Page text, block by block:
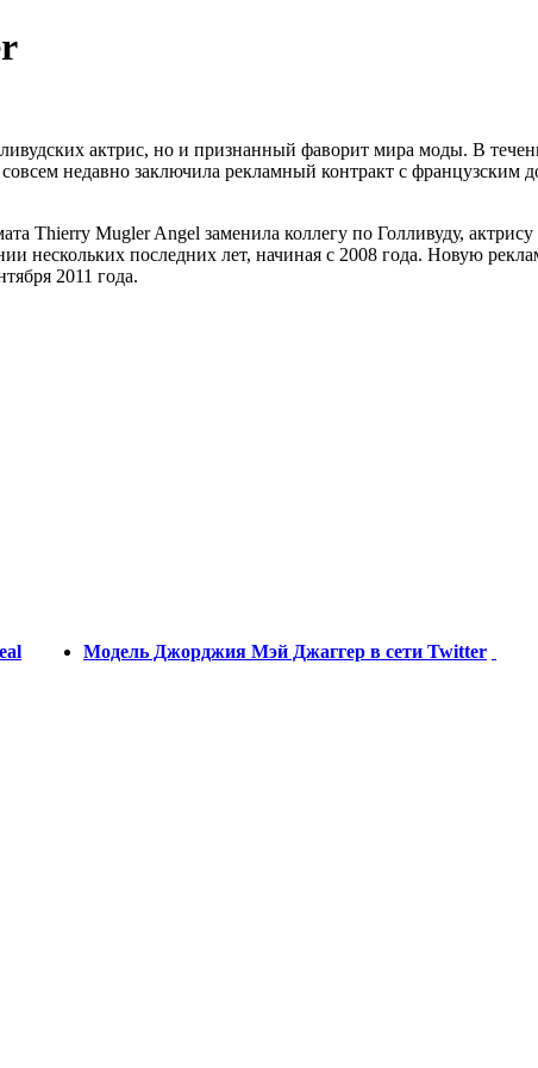
актрис, но и признанный фаворит мира моды. В
недавно заключила рекламный контракт с французским
Thierry Mugler Angel заменила коллегу по Голливуду,
нескольких последних лет, начиная с 2008 года. Новую
2011 года.
Модель Джорджия Мэй Джаггер в сети Twitter